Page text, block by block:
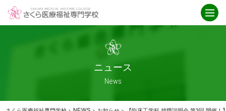
学校紹介
アクセス
ニュース
ニュース一覧
介護福祉科
救急救命科
ニュース
News